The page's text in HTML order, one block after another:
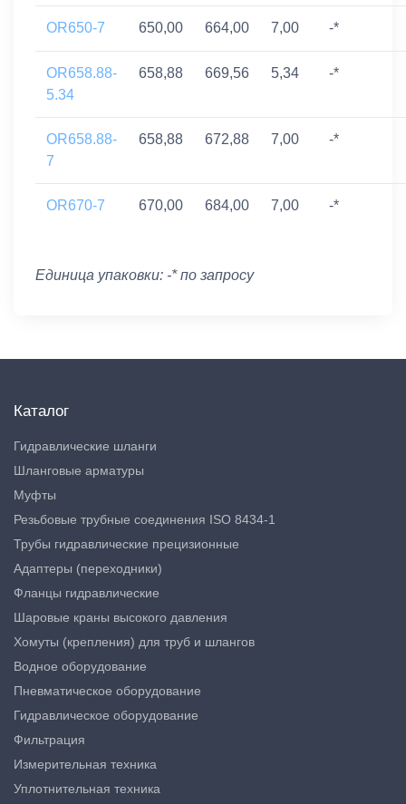
OR650-7 650,00 664,00 7,00 -*
OR658.88-
5.34
658,88 669,56 5,34 -*
OR658.88-
7
658,88 672,88 7,00 -*
OR670-7 670,00 684,00 7,00 -*
Единица упаковки: -* по запросу
Каталог
Гидравлические шланги
Шланговые арматуры
Муфты
Резьбовые трубные соединения ISO 8434-1
Трубы гидравлические прецизионные
Адаптеры (переходники)
Фланцы гидравлические
Шаровые краны высокого давления
Хомуты (крепления) для труб и шлангов
Водное оборудование
Пневматическое оборудование
Гидравлическое оборудование
Фильтрация
Измерительная техника
Уплотнительная техника